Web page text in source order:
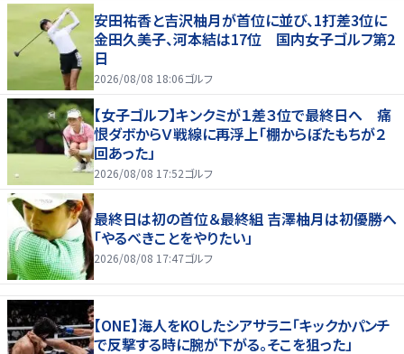
安田祐香と吉沢柚月が首位に並び、1打差3位に
金田久美子、河本結は17位 国内女子ゴルフ第2
日
2026/08/08 18:06ゴルフ
【女子ゴルフ】キンクミが１差３位で最終日へ 痛
恨ダボからＶ戦線に再浮上「棚からぼたもちが２
回あった」
2026/08/08 17:52ゴルフ
最終日は初の首位＆最終組 吉澤柚月は初優勝へ
「やるべきことをやりたい」
2026/08/08 17:47ゴルフ
【ONE】海人をKOしたシアサラニ「キックかパンチ
で反撃する時に腕が下がる。そこを狙った」